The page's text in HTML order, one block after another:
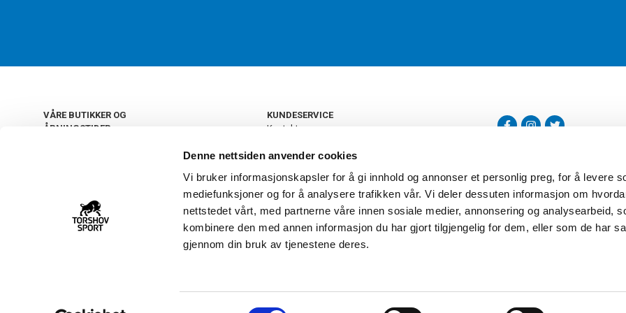
Denne nettsiden anvender cookies
Vi bruker informasjonskapsler for å gi innhold og annonser et personlig preg, for å levere
mediefunksjoner og for å analysere trafikken vår. Vi deler dessuten informasjon om
nettstedet vårt, med partnerne våre innen sosiale medier, annonsering og analysearbeid,
kombinere den med annen informasjon du har gjort tilgjengelig for dem, eller som de har
gjennom din bruk av tjenestene deres.
VÅRE BUTIKKER OG
ÅPNINGSTIDER
22 09 20 20
KUNDESERVICE
Kontakt oss
Retur og bytte
Personvern
Frakt og levering
Ledige stillinger
FAQ - Ofte stilte spørsmål
Åpenhetsloven
Torshov Sport har over 90 års
klubbhandel. Torshov Sport har
Drammen, Sandvika Storsenter